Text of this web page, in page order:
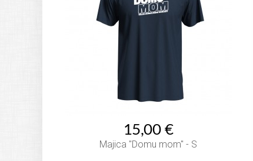
15,00 €
Majica "Domu mom" - S